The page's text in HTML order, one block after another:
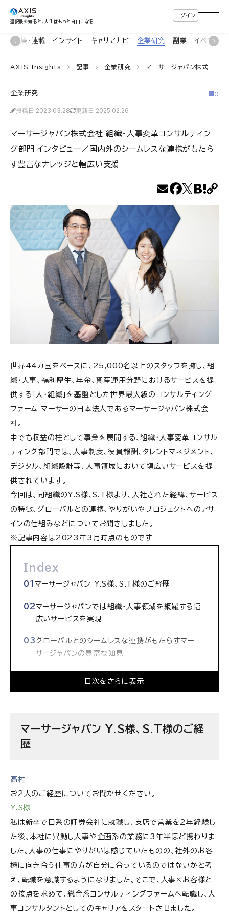
選択肢を知ると、人生はもっと自由になる
ログイン
特集・連載 インサイト キャリアナビ 企業研究 副業 イベント
AXIS Insights 記事 企業研究 マーサージャパン株式会社 組織・人事変革コンサルティング部門 インタビュー／国内外のシームレスな連携がもたらす豊富なナレッジと幅広い支援
企業研究
投稿日 2023.03.28 更新日 2025.02.26
0
マーサージャパン株式会社 組織・人事変革コンサルティン
グ部門 インタビュー／国内外のシームレスな連携がもたら
す豊富なナレッジと幅広い支援
世界44カ国をベースに、25,000名以上のスタッフを擁し、組
織・人事、福利厚生、年金、資産運用分野におけるサービスを提
供する「人・組織」を基盤とした世界最大級のコンサルティング
ファーム マーサーの日本法人であるマーサージャパン株式会
社。
中でも収益の柱として事業を展開する、組織・人事変革コンサル
ティング部門では、人事制度、役員報酬、タレントマネジメント、
デジタル、組織設計等、人事領域において幅広いサービスを提
供されています。
今回は、同組織のY.S様、S.T様より、入社された経緯、サービス
の特徴、グローバルとの連携、やりがいやプロジェクトへのアサ
インの仕組みなどについてお聞きしました。
※記事内容は2023年3月時点のものです
Index
目次をさらに表示
マーサージャパン Y.S様、S.T様のご経歴
マーサージャパンでは組織・人事領域を網羅する幅
広いサービスを実現
グローバルとのシームレスな連携がもたらすマー
サージャパンの豊富な知見
をつくる
マーサージャパン株式会社の求人情報
マーサージャパン Y.S様、S.T様のご経
歴
髙村
お2人のご経歴についてお聞かせください。
Y.S様
私は新卒で日系の証券会社に就職し、支店で営業を2年経験し
た後、本社に異動し人事や企画系の業務に3年半ほど携わりま
した。人事の仕事にやりがいは感じていたものの、社外のお客
様に向き合う仕事の方が自分に合っているのではないかと考
え、転職を意識するようになりました。そこで、人事×お客様と
の接点を求めて、総合系コンサルティングファームへ転職し、人
事コンサルタントとしてのキャリアをスタートさせました。